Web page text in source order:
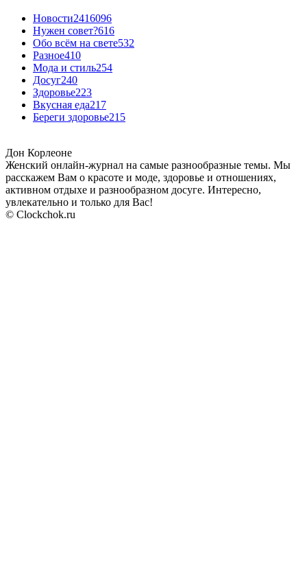
Новости2416096
Нужен совет?616
Обо всём на свете532
Разное410
Мода и стиль254
Досуг240
Здоровье223
Вкусная еда217
Береги здоровье215
Дон Корлеоне
Женский онлайн-журнал на самые разнообразные темы. Мы
расскажем Вам о красоте и моде, здоровье и отношениях,
активном отдыхе и разнообразном досуге. Интересно,
увлекательно и только для Вас!
© Clockchok.ru